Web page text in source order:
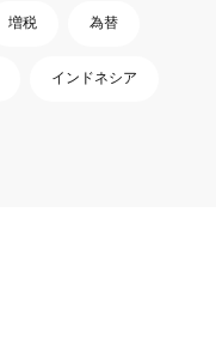
増税 為替
インドネシア